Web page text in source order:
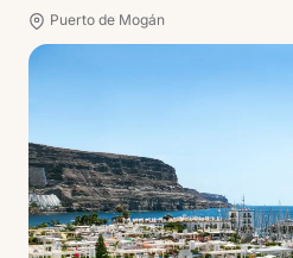
Puerto de Mogán